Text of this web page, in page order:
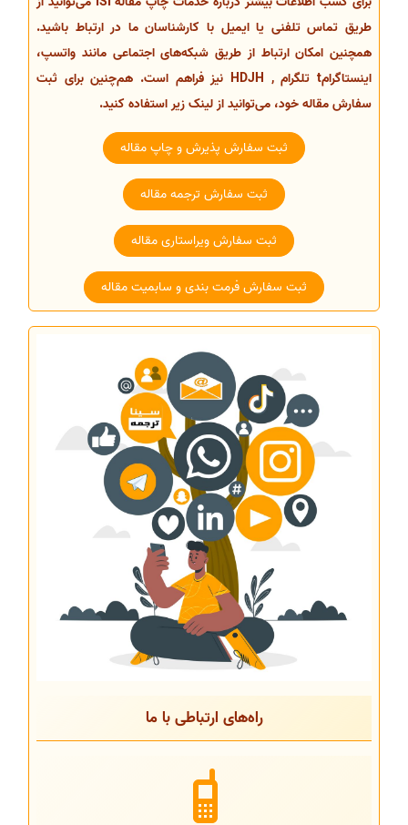
طریق تماس تلفنی یا ایمیل با کارشناسان ما در ارتباط باشید.
همچنین امکان ارتباط از طریق شبکه‌های اجتماعی مانند واتسپ،
اینستاگرامt تلگرام , HDJH نیز فراهم است. هم‌چنین برای ثبت
سفارش مقاله خود، می‌توانید از لینک زیر استفاده کنید.
ثبت سفارش پذیرش و چاپ مقاله
ثبت سفارش ترجمه مقاله
ثبت سفارش ویراستاری مقاله
ثبت سفارش فرمت بندی و سابمیت مقاله
راه‌های ارتباطی با ما